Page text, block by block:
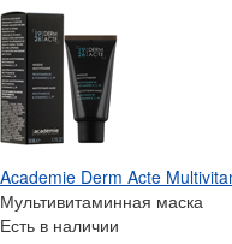
Academie Derm Acte
Мультивитаминная маска
Есть в наличии